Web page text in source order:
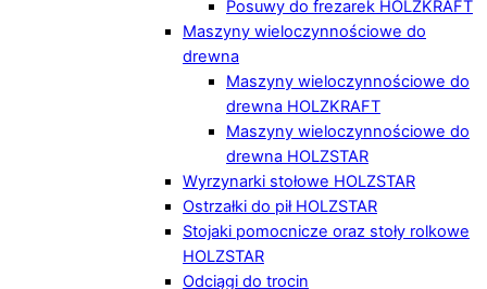
Posuwy do frezarek HOLZKRAFT
Maszyny wieloczynnościowe do
drewna
Maszyny wieloczynnościowe do
drewna HOLZKRAFT
Maszyny wieloczynnościowe do
drewna HOLZSTAR
Wyrzynarki stołowe HOLZSTAR
Ostrzałki do pił HOLZSTAR
Stojaki pomocnicze oraz stoły rolkowe
HOLZSTAR
Odciągi do trocin